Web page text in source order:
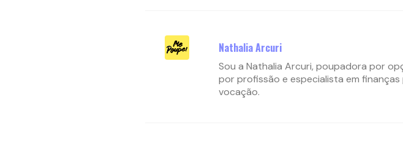
Nathalia Arcuri
Sou a Nathalia Arcuri, poupadora por
por profissão e especialista em
vocação.